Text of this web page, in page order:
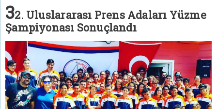
32. Uluslararası Prens Adaları Yüzme
Şampiyonası Sonuçlandı